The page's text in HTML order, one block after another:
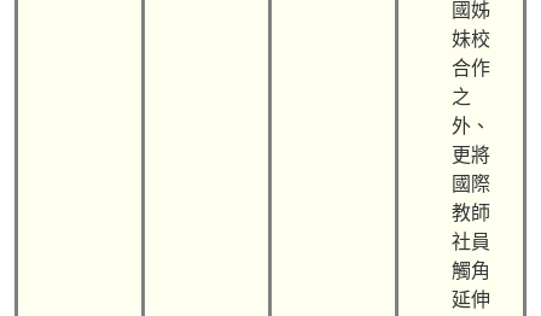
國姊
妹校
合作
之
外、
更將
國際
教師
社員
觸角
延伸